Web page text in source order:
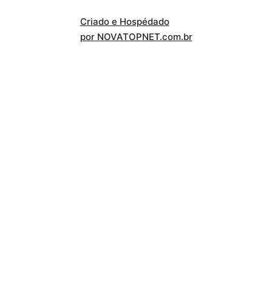
Criado e Hospédado
por NOVATOPNET.com.br